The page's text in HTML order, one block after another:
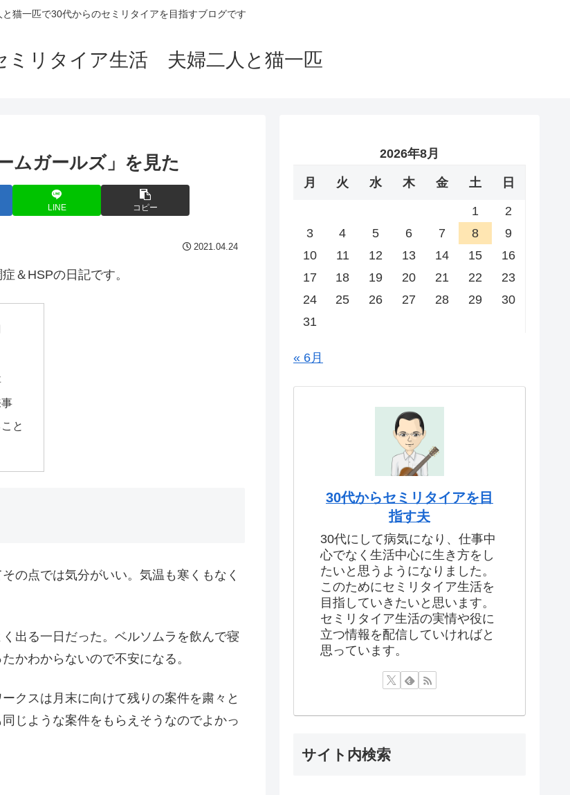
と猫一匹で30代からのセミリタイアを目指すブログです
ミリタイア生活 夫婦二人と猫一匹
ムガールズ」を見た
LINE コピー
2021.04.24
＆HSPの日記です。
と
の点では気分がいい。気温も寒くもなく
出る一日だった。ベルソムラを飲んで寝
かわからないので不安になる。
クスは月末に向けて残りの案件を粛々と
じような案件をもらえそうなのでよかっ
2026年8月
月 火 水 木 金 土 日
1
2
3
4 5 6 7 8
9
10
11 12 13 14 15
16
17
18 19 20 21 22
23
24
25 26 27 28 29
30
31
« 6月
30代からセミリタイアを目
指す夫
30代にして病気になり、仕事中
心でなく生活中心に生き方をし
たいと思うようになりました。
このためにセミリタイア生活を
目指していきたいと思います。
セミリタイア生活の実情や役に
立つ情報を配信していければと
思っています。
サイト内検索